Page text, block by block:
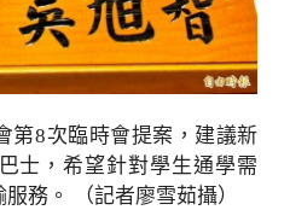
第8次臨時會提案，建議新
士，希望針對學生通學需
務。 （記者廖雪茹攝）